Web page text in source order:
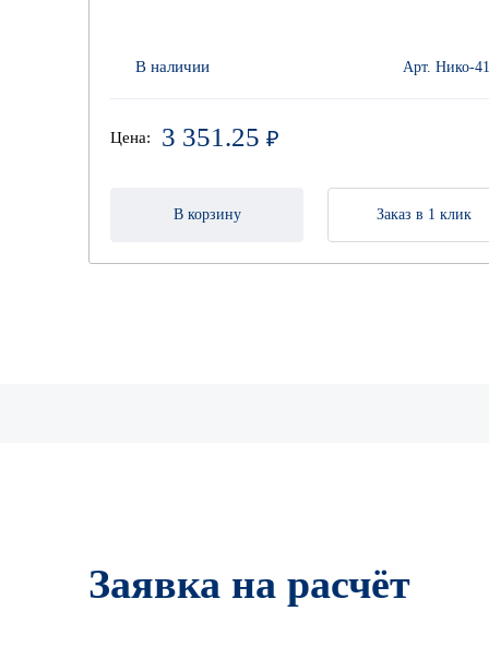
В наличии Арт. Нико-
Цена: 3 351.25 ₽
В корзину Заказ в 1 клик
Заявка на расчёт